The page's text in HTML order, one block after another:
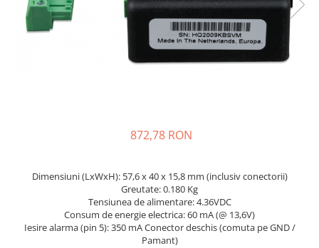
Incarcatoare acumulatori
Panouri fotovoltaice si accesorii
Sisteme prindere panouri
Controlere solare
MPPT
872,78 RON
Dimensiuni (LxWxH): 57,6 x 40 x 15,8 mm (inclusiv conectorii)
Greutate: 0.180 Kg
Tensiunea de alimentare: 4.36VDC
Consum de energie electrica: 60 mA (@ 13,6V)
Iesire alarma (pin 5): 350 mA Conector deschis (comuta pe GND /
Pamant)